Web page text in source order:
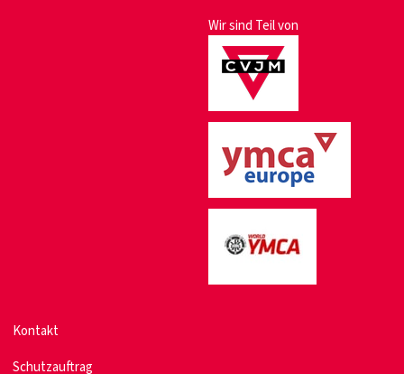
Wir sind Teil von
Kontakt
Schutzauftrag